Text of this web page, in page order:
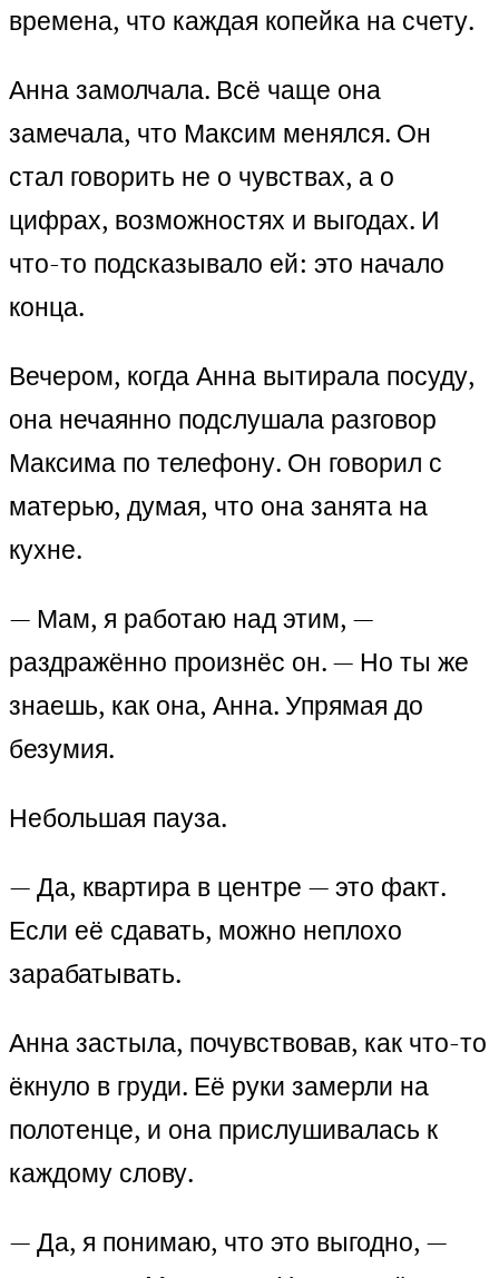
времена, что каждая копейка на счету.
Анна замолчала. Всё чаще она
замечала, что Максим менялся. Он
стал говорить не о чувствах, а о
цифрах, возможностях и выгодах. И
что-то подсказывало ей: это начало
конца.
Вечером, когда Анна вытирала посуду,
она нечаянно подслушала разговор
Максима по телефону. Он говорил с
матерью, думая, что она занята на
кухне.
— Мам, я работаю над этим, —
раздражённо произнёс он. — Но ты же
знаешь, как она, Анна. Упрямая до
безумия.
Небольшая пауза.
— Да, квартира в центре — это факт.
Если её сдавать, можно неплохо
зарабатывать.
Анна застыла, почувствовав, как что-то
ёкнуло в груди. Её руки замерли на
полотенце, и она прислушивалась к
каждому слову.
— Да, я понимаю, что это выгодно, —